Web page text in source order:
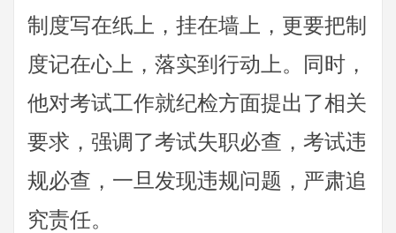
制度写在纸上，挂在墙上，更要把制
度记在心上，落实到行动上。同时，
他对考试工作就纪检方面提出了相关
要求，强调了考试失职必查，考试违
规必查，一旦发现违规问题，严肃追
究责任。